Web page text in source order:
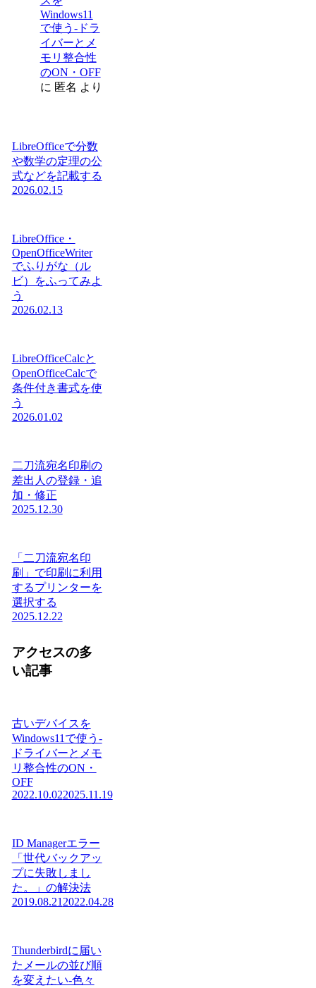
Windows11
で使う-ドラ
イバーとメ
モリ整合性
のON・OFF
に 匿名 より
LibreOfficeで分数
や数学の定理の公
式などを記載する
2026.02.15
LibreOffice・
OpenOfficeWriter
でふりがな（ル
ビ）をふってみよ
う
2026.02.13
LibreOfficeCalcと
OpenOfficeCalcで
条件付き書式を使
う
2026.01.02
二刀流宛名印刷の
差出人の登録・追
加・修正
2025.12.30
「二刀流宛名印
刷」で印刷に利用
するプリンターを
選択する
2025.12.22
アクセスの多
い記事
古いデバイスを
Windows11で使う-
ドライバーとメモ
リ整合性のON・
OFF
2022.10.022025.11.19
ID Managerエラー
「世代バックアッ
プに失敗しまし
た。」の解決法
2019.08.21 2022.04.28
Thunderbirdに届い
たメールの並び順
を変えたい-色々